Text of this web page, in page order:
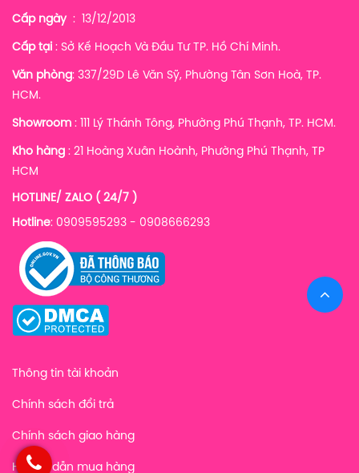
Cấp ngày: 13/12/2013
Cấp tại : Sở Kế Hoạch Và Đầu Tư TP. Hồ Chí Minh.
Văn phòng: 337/29D Lê Văn Sỹ, Phường Tân Sơn Hoà, TP.
HCM.
Showroom : 111 Lý Thánh Tông, Phường Phú Thạnh, TP. HCM.
Kho hàng : 21 Hoàng Xuân Hoành, Phường Phú Thạnh, TP
HCM
HOTLINE/ ZALO ( 24/7 )
Hotline: 0909595293 - 0908666293
Thông tin tài khoản
Chính sách đổi trả
Chính sách giao hàng
Hướng dẫn mua hàng